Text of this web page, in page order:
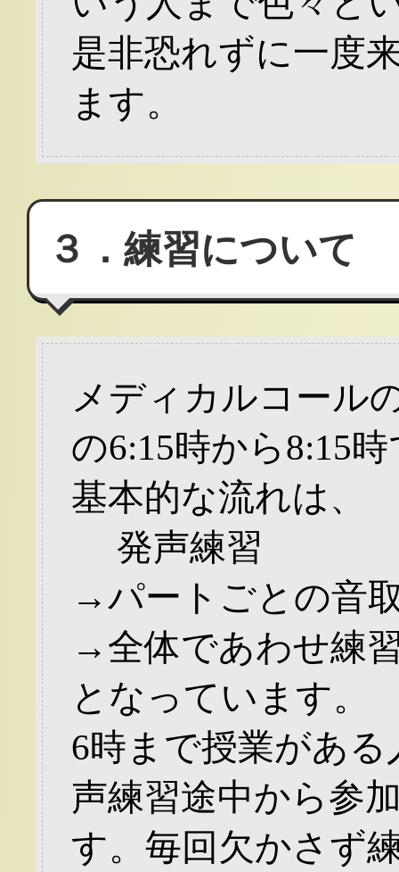
是非恐れずに一度
ます。
３．練習について
メディカルコール
の6:15時から8:15
基本的な流れは、
発声練習
→パートごとの音
→全体であわせ練
となっています。
6時まで授業があ
声練習途中から参
す。毎回欠かさず